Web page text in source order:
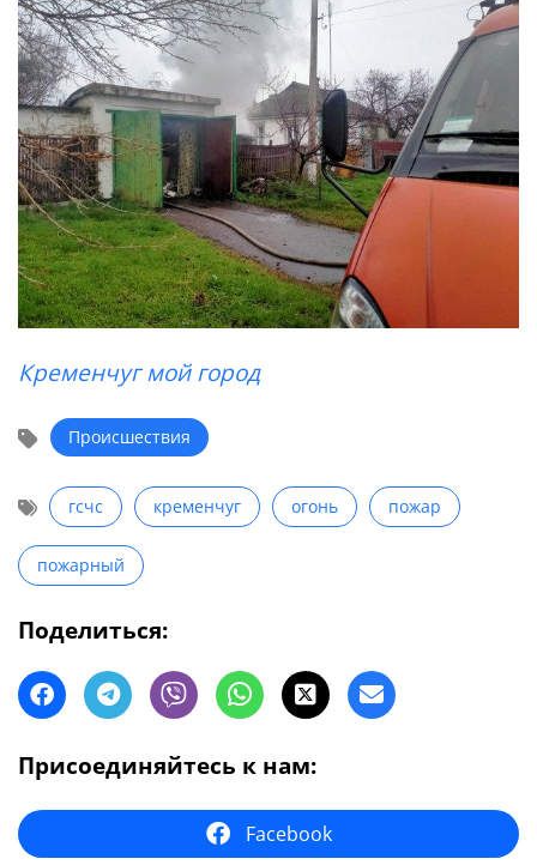
Кременчуг мой город
Происшествия
гсчс кременчуг огонь пожар
пожарный
Поделиться:
Присоединяйтесь к нам:
Facebook